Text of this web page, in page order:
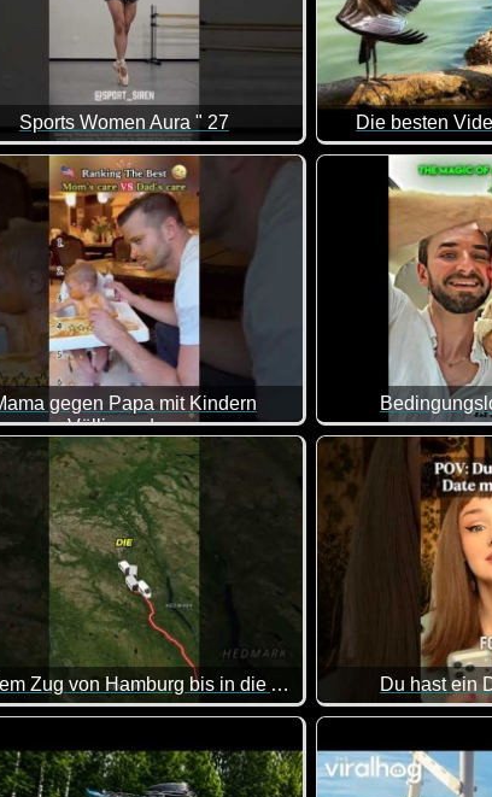
wird.
Sports Women Aura " 27
Die besten
Eine tolle
gegen Papa mit Kindern
Völlig anders
sieht das aus, wenn Mama und Papa
jeder Einzelne ;-)
Mit dem Zug von Hamburg bis in die Arktis
Du hast ein
Puh, das wäre mir